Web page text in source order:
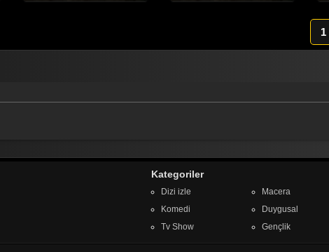
1
Kategoriler
Dizi izle
Macera
Komedi
Duygusal
Tv Show
Gençlik